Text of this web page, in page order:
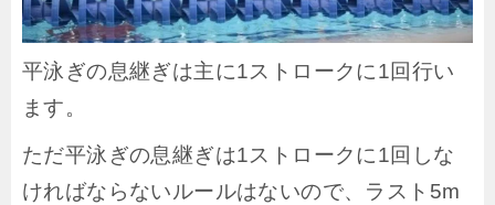
平泳ぎの息継ぎは主に1ストロークに1回行い
ます。
ただ平泳ぎの息継ぎは1ストロークに1回しな
ければならないルールはないので、ラスト5m